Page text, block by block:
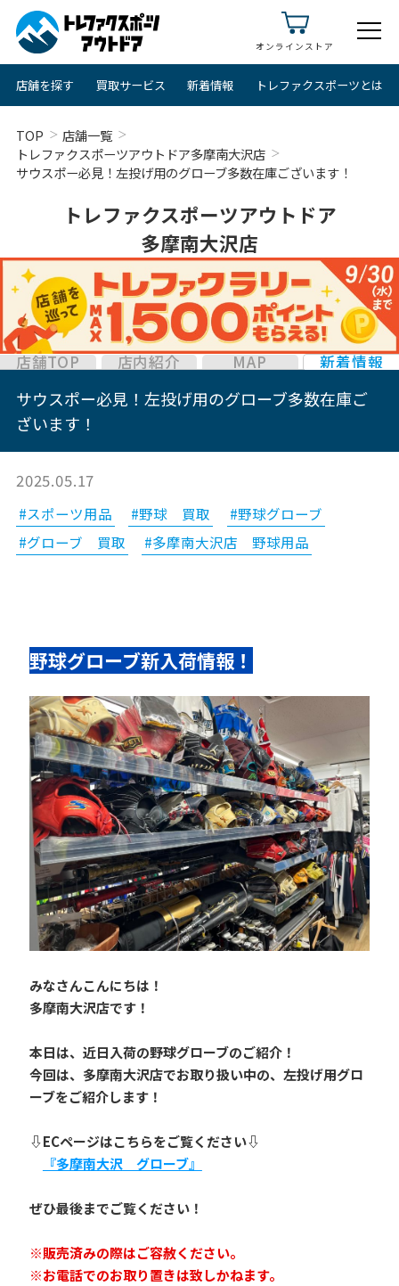
オンラインストア
店舗を探す 買取サービス 新着情報 トレファクスポーツとは
TOP
店舗一覧
トレファクスポーツアウトドア多摩南大沢店
サウスポー必見！左投げ用のグローブ多数在庫ございます！
トレファクスポーツアウトドア
多摩南大沢店
店舗TOP 店内紹介 MAP 新着情報
サウスポー必見！左投げ用のグローブ多数在庫ご
ざいます！
2025.05.17
#スポーツ用品 #野球 買取
#野球グローブ
#グローブ 買取
#多摩南大沢店 野球用品
野球グローブ新入荷情報！
みなさんこんにちは！
多摩南大沢店です！
本日は、近日入荷の野球グローブのご紹介！
今回は、多摩南大沢店でお取り扱い中の、左投げ用グロ
ーブをご紹介します！
⇩ECページはこちらをご覧ください⇩
『多摩南大沢　グローブ』
ぜひ最後までご覧ください！
※販売済みの際はご容赦ください。
※お電話でのお取り置きは致しかねます。